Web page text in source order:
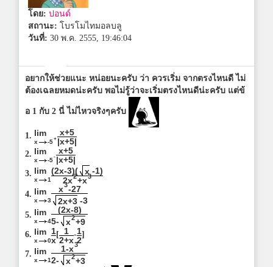
โดย: ปอนด์
สถานะ: โบรโมไทมอลบลู
วันที่: 30 พ.ค. 2555, 19:46:04
อยากให้ช่วยแนะ หน่อยนะครับ ว่า ควรเริ่ม จากตรงไหนดี ไม่
ต้องเฉลยหมดน่ะครับ พอไม่รู้ว่าจะเริ่มตรงไหนดีน่ะครับ แต่ข้
อ 1 กับ 2 นี่ ไม่ไหวจริงๆครับ
1. lim
x -5+
x+5
|x+5|
2. lim
x -5-
x+5
|x+5|
3. lim
x 1
(2x-3)( x -1)
2x2+x3
4. lim
x 3
x3-27
2x+3 -3
5. lim
x 4
(2x-8)
5-
x2+9
6. lim
x 0
1
x
[
1
2+x
-1
2
]
7. lim
x 1
1-x3
2- x2+3